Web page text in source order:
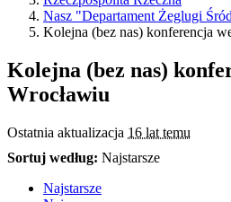
Nasz "Departament Żeglugi
Kolejna (bez nas) konferencja
Kolejna (bez nas)
Wrocławiu
Ostatnia aktualizacja 16 lat temu
Sortuj według: Najstarsze
Najstarsze